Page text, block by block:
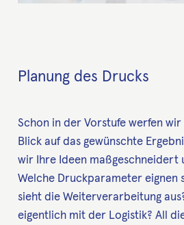
Planung des Drucks
Schon in der Vorstufe werfen wir
Blick auf das gewünschte
wir Ihre Ideen maßgeschneidert
Welche Druckparameter eignen
sieht die Weiterverarbeitung
eigentlich mit der Logistik? All